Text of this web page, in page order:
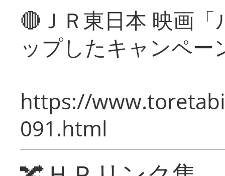
🔴ＪＲ東日本 映画
ップしたキャンペー
https://
091.html